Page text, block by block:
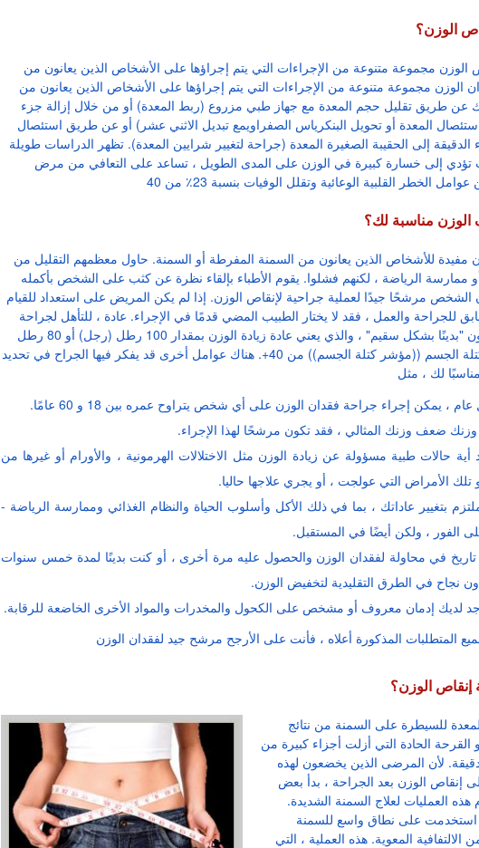
الوزن؟
مجموعة متنوعة من الإجراءات التي يتم إجراؤها على الأشخاص الذين يعانون من
الوزن مجموعة متنوعة من الإجراءات التي يتم إجراؤها على الأشخاص الذين يعانون من
عن طريق تقليل حجم المعدة مع جهاز طبي مزروع (ربط المعدة) أو من خلال إزالة جزء
المعدة أو تحويل البنكرياس الصفراويمع تبديل الاثني عشر) أو عن طريق استئصال
الدقيقة إلى الحقيبة الصغيرة المعدة (جراحة لتغيير شرايين المعدة). تظهر الدراسات طويلة
تؤدي إلى خسارة كبيرة في الوزن على المدى الطويل ، تساعد على التعافي من مرض
مناسبة لك؟
مفيدة للأشخاص الذين يعانون من السمنة المفرطة أو السمنة. حاول معظمهم التقليل من
أو ممارسة الرياضة ، لكنهم فشلوا. يقوم الأطباء بإلقاء نظرة عن كثب على الشخص بأكمله
الشخص مرشحًا جيدًا لعملية جراحية لإنقاص الوزن. إذا لم يكن المريض على استعداد للقيام
للجراحة والعمل ، فقد لا يختار الطبيب المضي قدمًا في الإجراء. عادة ، للتأهل لجراحة
السمنة يجب أن تكون "بدينًا بشكل سقيم" ، والذي يعني عادة زيادة الوزن بمقدار 100 رطل (رجل) أو 80 رطل
(امرأة) مع مؤشر كتلة الجسم ((مؤشر كتلة الجسم)) من 40+. هناك عوامل أخرى قد يفكر فيها الجراح في تحديد
، يمكن إجراء جراحة فقدان الوزن على أي شخص يتراوح عمره بين 18 و 60 عامًا.
وزنك ضعف وزنك المثالي ، فقد تكون مرشحًا لهذا الإجراء.
أية حالات طبية مسؤولة عن زيادة الوزن مثل الاختلالات الهرمونية ، والأورام أو غيرها من
تلك الأمراض التي عولجت ، أو يجري علاجها حاليا.
بتغيير عاداتك ، بما في ذلك الأكل وأسلوب الحياة والنظام الغذائي وممارسة الرياضة -
الفور ، ولكن أيضًا في المستقبل.
تاريخ في محاولة لفقدان الوزن والحصول عليه مرة أخرى ، أو كنت بدينًا لمدة خمس سنوات
نجاح في الطرق التقليدية لتخفيض الوزن.
لديك إدمان معروف أو مشخص على الكحول والمخدرات والمواد الأخرى الخاضعة للرقابة.
الوزن؟
للسيطرة على السمنة من نتائج
الحادة التي أزلت أجزاء كبيرة من
لأن المرضى الذين يخضعون لهذه
إنقاص الوزن بعد الجراحة ، بدأ بعض
هذه العمليات لعلاج السمنة الشديدة.
استخدمت على نطاق واسع للسمنة
المعوية. هذه العملية ، التي